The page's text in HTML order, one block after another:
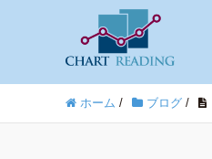
ホーム / ブログ /